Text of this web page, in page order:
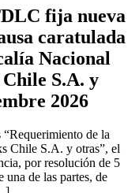
fija nueva
caratulada
Nacional
S.A. y
2026
de la
Chile S.A. y otras”, el
por resolución de 5
una de las partes, de